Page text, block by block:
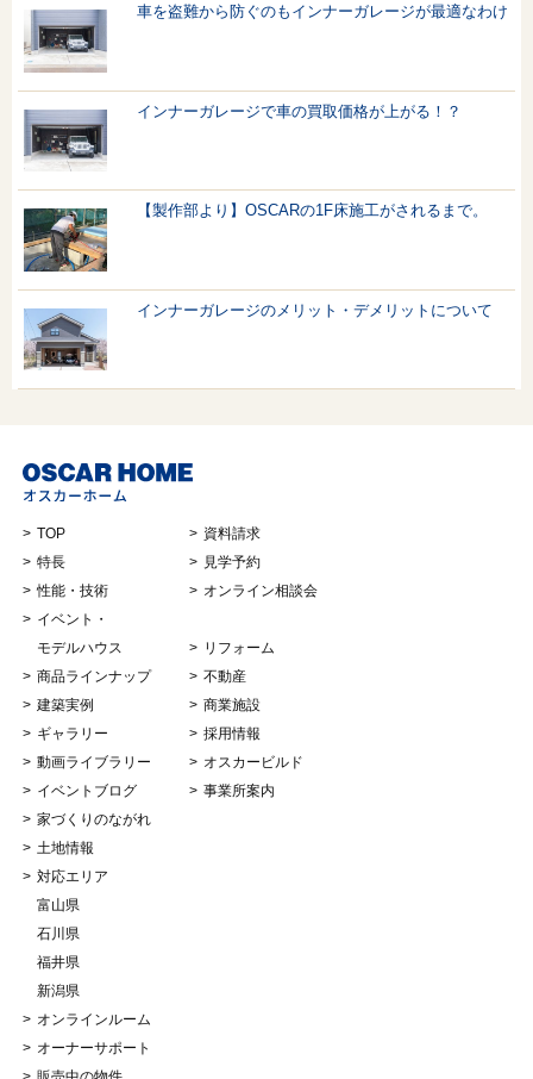
車を盗難から防ぐのもインナーガレージが最適なわけ
インナーガレージで車の買取価格が上がる！？
【製作部より】OSCARの1F床施工がされるまで。
インナーガレージのメリット・デメリットについて
TOP
特長
性能・技術
イベント・
モデルハウス
商品ラインナップ
建築実例
ギャラリー
動画ライブラリー
イベントブログ
家づくりのながれ
土地情報
対応エリア
富山県
石川県
福井県
新潟県
オンラインルーム
オーナーサポート
資料請求
見学予約
オンライン相談会
リフォーム
不動産
商業施設
採用情報
オスカービルド
事業所案内